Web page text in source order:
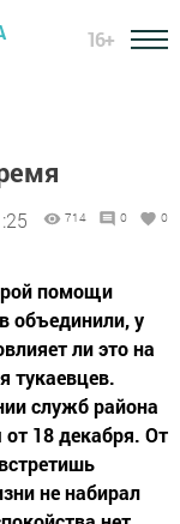
16+
714 0 0
помощи
объединили, у
ли это на
тукаевцев.
служб района
18 декабря. От
не набирал